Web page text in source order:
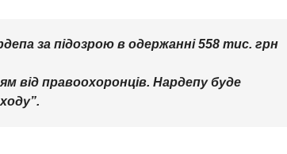
за підозрою в одержанні 558 тис. грн
від правоохоронців. Нардепу буде